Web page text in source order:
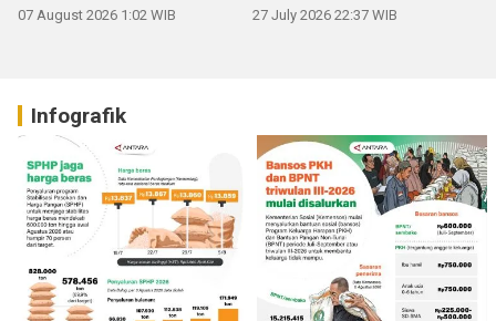
07 August 2026 1:02 WIB 27 July 2026 22:37 WIB
Infografik